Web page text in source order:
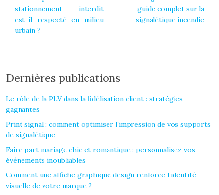
stationnement interdit
est-il respecté en milieu
urbain ?
guide complet sur la
signalétique incendie
Dernières publications
Le rôle de la PLV dans la fidélisation client : stratégies
gagnantes
Print signal : comment optimiser l’impression de vos supports
de signalétique
Faire part mariage chic et romantique : personnalisez vos
événements inoubliables
Comment une affiche graphique design renforce l’identité
visuelle de votre marque ?